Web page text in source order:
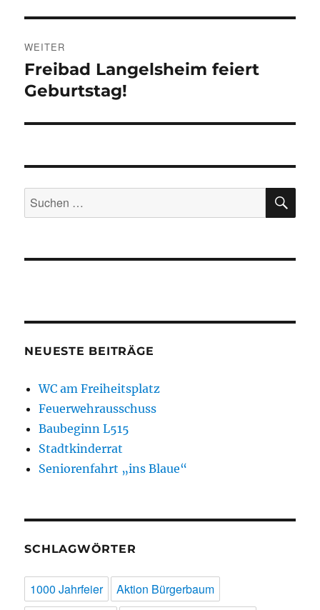
WEITER
Nächster
Beitrag:
Freibad Langelsheim feiert
Geburtstag!
Suchen
nach:
NEUESTE BEITRÄGE
WC am Freiheitsplatz
Feuerwehrausschuss
Baubeginn L515
Stadtkinderrat
Seniorenfahrt „ins Blaue“
SCHLAGWÖRTER
1000 Jahrfeier
Aktion Bürgerbaum